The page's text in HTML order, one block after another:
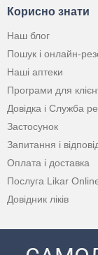
Корисно знати
Наш блог
Пошук і онлайн-
Наші аптеки
Програми для
Довідка і Служба
Застосунок
Запитання і
Оплата і доставка
Послуга Likar
Довідник ліків